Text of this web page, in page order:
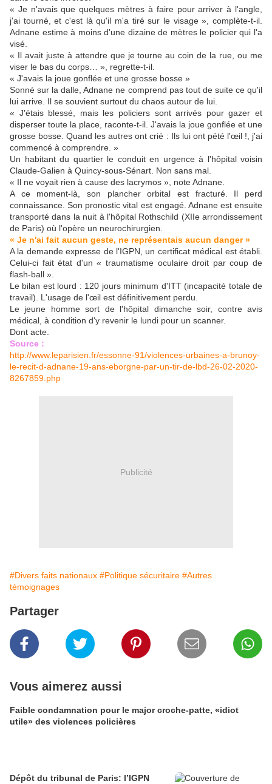
« Je n'avais que quelques mètres à faire pour arriver à l'angle,
j'ai tourné, et c'est là qu'il m'a tiré sur le visage », complète-t-il.
Adnane estime à moins d'une dizaine de mètres le policier qui l'a
visé.
« Il avait juste à attendre que je tourne au coin de la rue, ou me
viser le bas du corps… », regrette-t-il.
« J'avais la joue gonflée et une grosse bosse »
Sonné sur la dalle, Adnane ne comprend pas tout de suite ce qu'il
lui arrive. Il se souvient surtout du chaos autour de lui.
« J'étais blessé, mais les policiers sont arrivés pour gazer et
disperser toute la place, raconte-t-il. J'avais la joue gonflée et une
grosse bosse. Quand les autres ont crié : Ils lui ont pété l'œil !, j'ai
commencé à comprendre. »
Un habitant du quartier le conduit en urgence à l'hôpital voisin
Claude-Galien à Quincy-sous-Sénart. Non sans mal.
« Il ne voyait rien à cause des lacrymos », note Adnane.
A ce moment-là, son plancher orbital est fracturé. Il perd
connaissance. Son pronostic vital est engagé. Adnane est ensuite
transporté dans la nuit à l'hôpital Rothschild (XIIe arrondissement
de Paris) où l'opère un neurochirurgien.
« Je n'ai fait aucun geste, ne représentais aucun danger »
A la demande expresse de l'IGPN, un certificat médical est établi.
Celui-ci fait état d'un « traumatisme oculaire droit par coup de
flash-ball ».
Le bilan est lourd : 120 jours minimum d'ITT (incapacité totale de
travail). L'usage de l'œil est définitivement perdu.
Le jeune homme sort de l'hôpital dimanche soir, contre avis
médical, à condition d'y revenir le lundi pour un scanner.
Dont acte.
Source :
http://www.leparisien.fr/essonne-91/violences-urbaines-a-brunoy-
le-recit-d-adnane-19-ans-eborgne-par-un-tir-de-lbd-26-02-2020-
8267859.php
Publicité
#Divers faits nationaux #Politique sécuritaire #Autres
témoignages
Partager
Vous aimerez aussi
Faible condamnation pour le major croche-patte, «idiot
utile» des violences policières
Dépôt du tribunal de Paris: l’IGPN